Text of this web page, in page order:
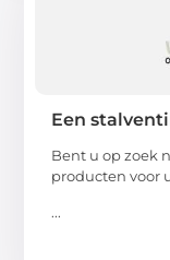
Een
Bent u op zoek
producten voor
...